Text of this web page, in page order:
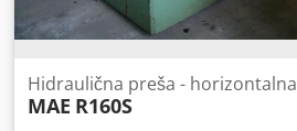
Hidraulična preša - horizontalna
MAE R160S